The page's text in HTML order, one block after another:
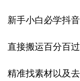
新手小白必学抖
直接搬运百分百
精准找素材以及